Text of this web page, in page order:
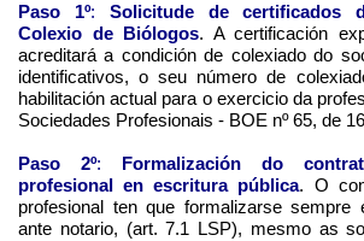
Paso 1º: Solicitude de certificados
Colexio de Biólogos. A certificación
acreditará a condición de colexiado do
identificativos, o seu número de
habilitación actual para o exercicio da
Sociedades Profesionais - BOE nº 65, de
Paso 2º: Formalización do
profesional en escritura pública. O
profesional ten que formalizarse sempre
ante notario, (art. 7.1 LSP), mesmo as